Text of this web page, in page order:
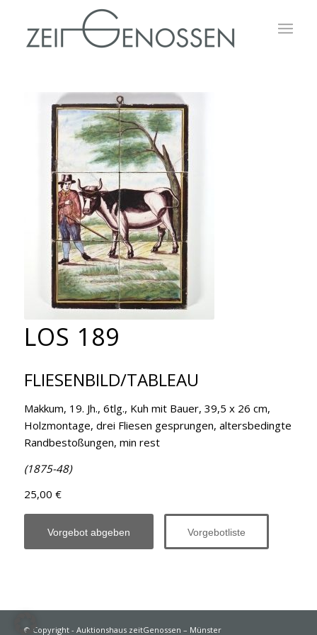
LOS 189
FLIESENBILD/TABLEAU
Makkum, 19. Jh., 6tlg., Kuh mit Bauer, 39,5 x 26 cm,
Holzmontage, drei Fliesen gesprungen, altersbedingte
Randbestoßungen, min rest
(1875-48)
25,00 €
Vorgebot abgeben Vorgebotliste
© Copyright - Auktionshaus zeitGenossen – Münster